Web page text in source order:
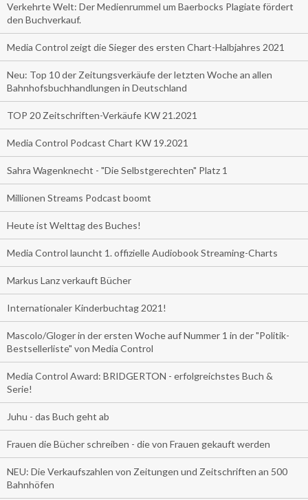
Verkehrte Welt: Der Medienrummel um Baerbocks Plagiate fördert
den Buchverkauf.
Media Control zeigt die Sieger des ersten Chart-Halbjahres 2021
Neu: Top 10 der Zeitungsverkäufe der letzten Woche an allen
Bahnhofsbuchhandlungen in Deutschland
TOP 20 Zeitschriften-Verkäufe KW 21.2021
Media Control Podcast Chart KW 19.2021
Sahra Wagenknecht - "Die Selbstgerechten" Platz 1
Millionen Streams Podcast boomt
Heute ist Welttag des Buches!
Media Control launcht 1. offizielle Audiobook Streaming-Charts
Markus Lanz verkauft Bücher
Internationaler Kinderbuchtag 2021!
Mascolo/Gloger in der ersten Woche auf Nummer 1 in der "Politik-
Bestsellerliste" von Media Control
Media Control Award: BRIDGERTON - erfolgreichstes Buch &
Serie!
Juhu - das Buch geht ab
Frauen die Bücher schreiben - die von Frauen gekauft werden
NEU: Die Verkaufszahlen von Zeitungen und Zeitschriften an 500
Bahnhöfen